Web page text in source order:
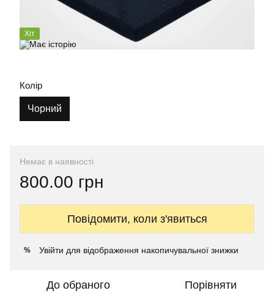
Хіт
Колір
Чорний
Немає в наявності
800.00 грн
Повідомити, коли з'явиться
% Увійти для відображення накопичувальної знижки
До обраного Порівняти